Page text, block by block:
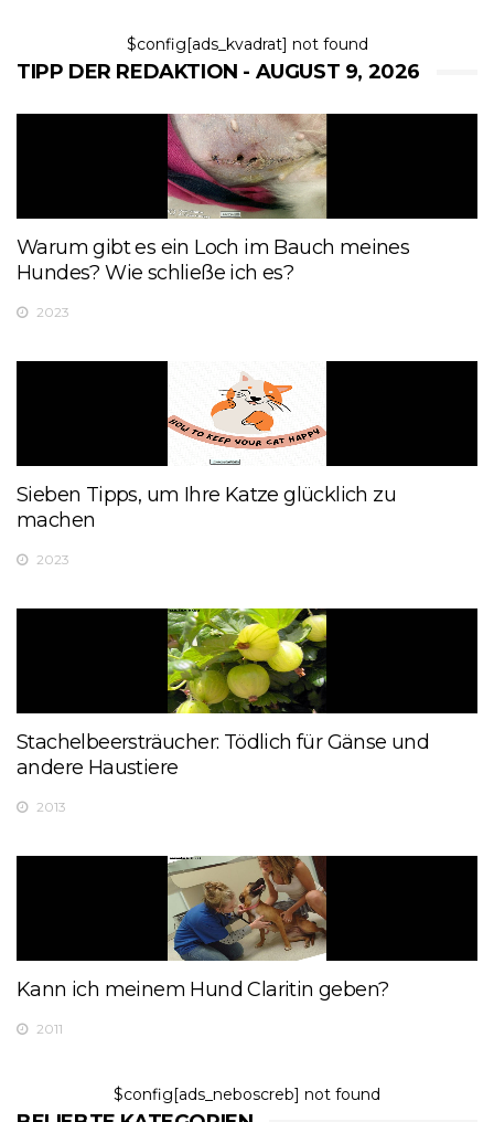
$config[ads_kvadrat] not found
TIPP DER REDAKTION - AUGUST 9, 2026
Warum gibt es ein Loch im Bauch meines
Hundes? Wie schließe ich es?
2023
Sieben Tipps, um Ihre Katze glücklich zu
machen
2023
Stachelbeersträucher: Tödlich für Gänse und
andere Haustiere
2013
Kann ich meinem Hund Claritin geben?
2011
$config[ads_neboscreb] not found